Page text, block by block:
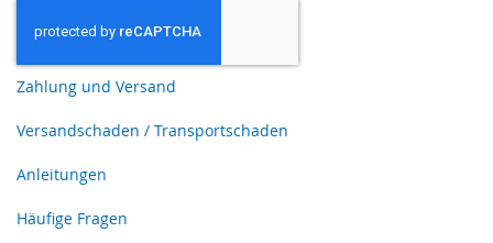
Zahlung und Versand
Versandschaden / Transportschaden
Anleitungen
Häufige Fragen